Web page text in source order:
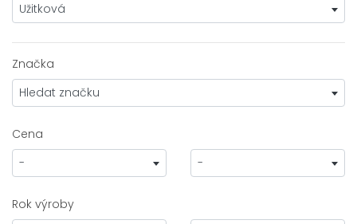
Užitková
Značka
Hledat značku
Cena
-
-
Rok výroby